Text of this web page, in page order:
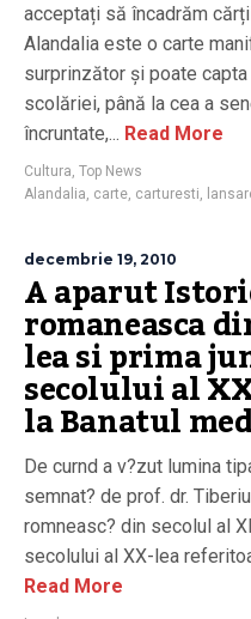
acceptați să încadrăm
Alandalia este o carte
surprinzător și poate
scolăriei, până la cea a
încruntate,... Read More
Cultura, Top News
Alandalia, carte, carturesti,
decembrie 19, 2010
A aparut
romaneasca
lea si prima
secolului al
la Banatul
De curnd a v?zut lumina
semnat? de prof. dr.
romneasc? din secolul al
secolului al XX-lea
Read More